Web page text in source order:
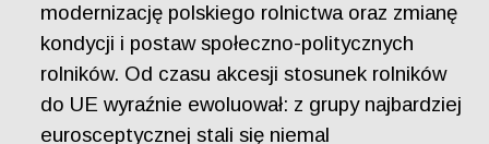
modernizację polskiego rolnictwa oraz zmianę
kondycji i postaw społeczno-politycznych
rolników. Od czasu akcesji stosunek rolników
do UE wyraźnie ewoluował: z grupy najbardziej
eurosceptycznej stali się niemal